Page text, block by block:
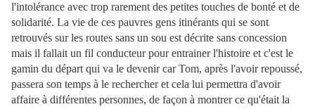
l'intolérance avec trop rarement des petites touches de bonté et de
solidarité. La vie de ces pauvres gens itinérants qui se sont
retrouvés sur les routes sans un sou est décrite sans concession
mais il fallait un fil conducteur pour entrainer l'histoire et c'est le
gamin du départ qui va le devenir car Tom, après l'avoir repoussé,
passera son temps à le rechercher et cela lui permettra d'avoir
affaire à différentes personnes, de façon à montrer ce qu'était la